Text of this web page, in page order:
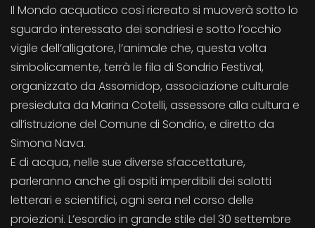
Il Mondo acquatico così ricreato si muoverà sotto lo
sguardo interessato dei sondriesi e sotto l’occhio
vigile dell’alligatore, l’animale che, questa volta
simbolicamente, terrà le fila di Sondrio Festival,
organizzato da Assomidop, associazione culturale
presieduta da Marina Cotelli, assessore alla cultura e
all’istruzione del Comune di Sondrio, e diretto da
Simona Nava.
E di acqua, nelle sue diverse sfaccettature,
parleranno anche gli ospiti imperdibili dei salotti
letterari e scientifici, ogni sera nel corso delle
proiezioni. L’esordio in grande stile del 30 settembre